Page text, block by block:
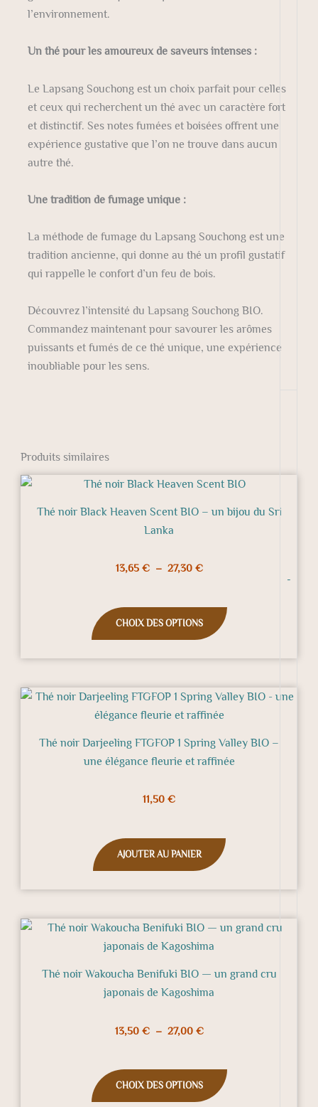
-
l’environnement.
Un thé pour les amoureux de saveurs intenses :
Le Lapsang Souchong est un choix parfait pour celles
et ceux qui recherchent un thé avec un caractère fort
et distinctif. Ses notes fumées et boisées offrent une
expérience gustative que l’on ne trouve dans aucun
autre thé.
Une tradition de fumage unique :
La méthode de fumage du Lapsang Souchong est une
tradition ancienne, qui donne au thé un profil gustatif
qui rappelle le confort d’un feu de bois.
Découvrez l’intensité du Lapsang Souchong BIO.
Commandez maintenant pour savourer les arômes
puissants et fumés de ce thé unique, une expérience
inoubliable pour les sens.
Produits similaires
Thé noir Black Heaven Scent BIO – un bijou du Sri
Lanka
13,65 € – 27,30 €
Plage
prix :
13,65 €
CHOIX DES OPTIONS
Ce
a
peuvent
la
page
produit
Thé noir Darjeeling FTGFOP 1 Spring Valley BIO –
une élégance fleurie et raffinée
11,50 €
AJOUTER AU PANIER
Thé noir Wakoucha Benifuki BIO — un grand cru
japonais de Kagoshima
13,50 € – 27,00 €
Plage
prix :
à
27,00 €
CHOIX DES OPTIONS
Ce
plusieurs
être